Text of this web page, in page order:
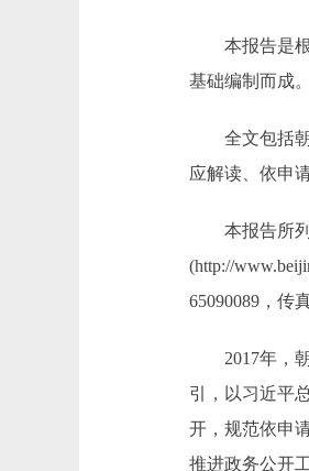
本报告是根
基础编制而成。
全文包括朝
应解读、依申
本报告所列
(http://
65090089，传
2017年，朝
引，以习近平
开，规范依申
推进政务公开